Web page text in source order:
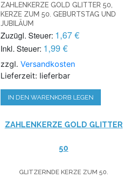
ZAHLENKERZE GOLD GLITTER 50,
KERZE ZUM 50. GEBURTSTAG UND
JUBILÄUM
Zuzügl. Steuer: 1,67 €
Inkl. Steuer: 1,99 €
zzgl.Versandkosten
Lieferzeit: lieferbar
IN DEN WARENKORB LEGEN
ZAHLENKERZE GOLD GLITTER
50
GLITZERNDE KERZE ZUM 50.